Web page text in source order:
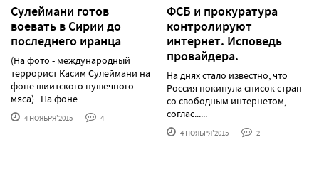
Сулеймани готов
воевать в Сирии до
последнего иранца
(На фото - международный
террорист Касим Сулеймани на
фоне шиитского пушечного
мяса) На фоне ......
4 НОЯБРЯ'2015 4
ФСБ и прокуратура
контролируют
интернет. Исповедь
провайдера.
На днях стало известно, что
Россия покинула список стран
со свободным интернетом,
соглас......
4 НОЯБРЯ'2015 2